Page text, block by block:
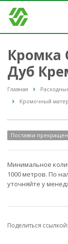
Кромка
Дуб
Главная
Кромочный
Поставки
Минимальное
1000 метров. По
уточняйте у
Поделиться ссылкой: